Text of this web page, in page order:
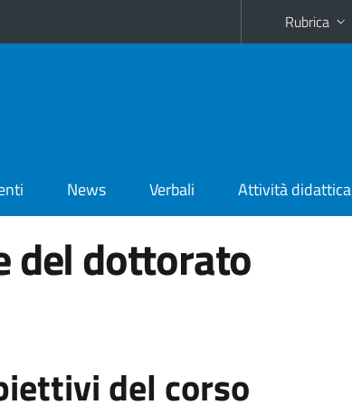
Rubrica
News Verbali Attività didattica
del dottorato
del corso